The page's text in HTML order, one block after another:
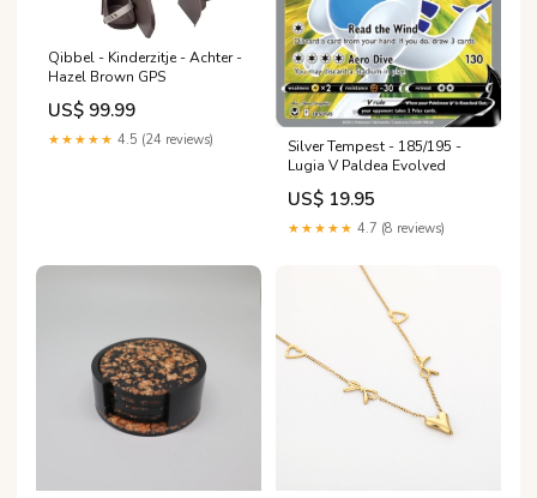
Qibbel - Kinderzitje - Achter -
Hazel Brown GPS
US$ 99.99
★★★★★ 4.5 (24 reviews)
Silver Tempest - 185/195 -
Lugia V Paldea Evolved
US$ 19.95
★★★★★ 4.7 (8 reviews)